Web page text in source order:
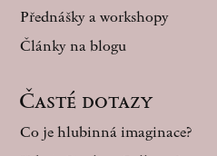
Přednášky a workshopy
Články na blogu
Časté dotazy
Co je hlubinná imaginace?